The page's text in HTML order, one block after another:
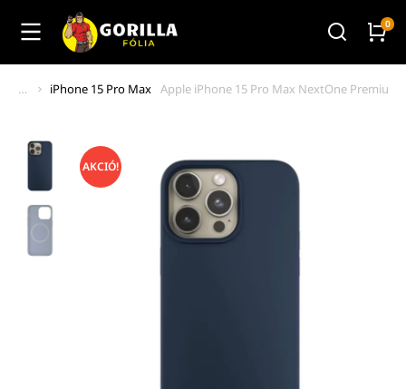
You are here:
iPhone 15 Pro Max Apple iPhone 15 Pro Max NextOne Premium
AKCIÓ!